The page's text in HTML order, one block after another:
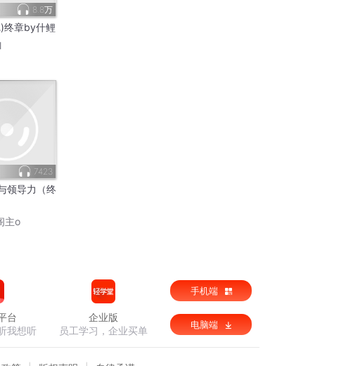
8.8万
终章by什鲤
7423
领导力（终
主o
台
我想听
企业版
员工学习，企业买单
手机端
电脑端